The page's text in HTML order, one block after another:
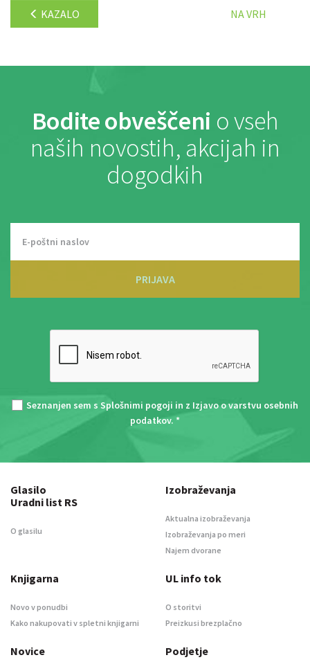
KAZALO NA VRH
Bodite obveščeni o vseh
naših novostih, akcijah in
dogodkih
PRIJAVA
Seznanjen sem s Splošnimi pogoji in z Izjavo o varstvu osebnih
podatkov. *
Glasilo
Uradni list RS
O glasilu
Izobraževanja
Aktualna izobraževanja
Izobraževanja po meri
Najem dvorane
Knjigarna
Novo v ponudbi
Kako nakupovati v spletni knjigarni
UL info tok
O storitvi
Preizkusi brezplačno
Novice Podjetje